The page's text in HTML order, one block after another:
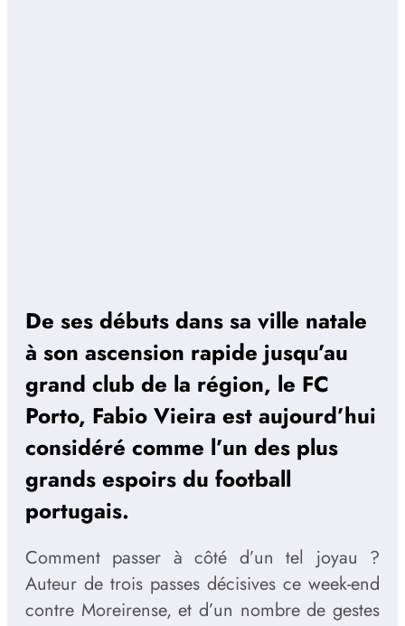
De ses débuts dans sa ville natale
à son ascension rapide jusqu’au
grand club de la région, le FC
Porto, Fabio Vieira est aujourd’hui
considéré comme l’un des plus
grands espoirs du football
portugais.
Comment passer à côté d’un tel joyau ?
Auteur de trois passes décisives ce week-end
contre Moreirense, et d’un nombre de gestes